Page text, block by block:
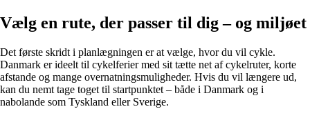
Vælg en rute, der passer til dig – og miljøet
Det første skridt i planlægningen er at vælge, hvor du vil cykle.
Danmark er ideelt til cykelferier med sit tætte net af cykelruter, korte
afstande og mange overnatningsmuligheder. Hvis du vil længere ud,
kan du nemt tage toget til startpunktet – både i Danmark og i
nabolande som Tyskland eller Sverige.